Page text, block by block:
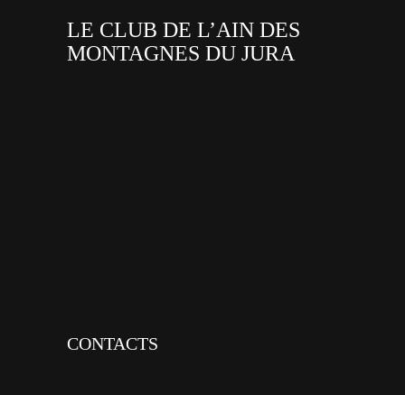
LE CLUB DE L’AIN DES
MONTAGNES DU JURA
CONTACTS